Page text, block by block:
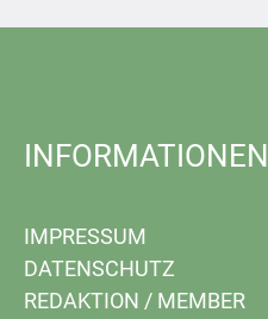
INFORMATIONEN
IMPRESSUM
DATENSCHUTZ
REDAKTION / MEMBER